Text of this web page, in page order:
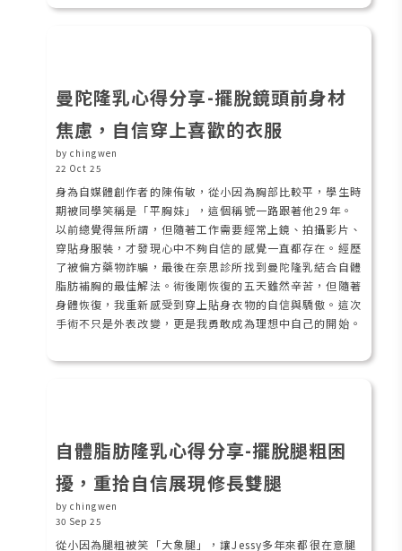
曼陀隆乳心得分享-擺脫鏡頭前身材
焦慮，自信穿上喜歡的衣服
by chingwen
22 Oct 25
身為自媒體創作者的陳侑敏，從小因為胸部比較平，學生時
期被同學笑稱是「平胸妹」，這個稱號一路跟著他29年。
以前總覺得無所謂，但隨著工作需要經常上鏡、拍攝影片、
穿貼身服裝，才發現心中不夠自信的感覺一直都存在。經歷
了被偏方藥物詐騙，最後在奈思診所找到曼陀隆乳結合自體
脂肪補胸的最佳解法。術後剛恢復的五天雖然辛苦，但隨著
身體恢復，我重新感受到穿上貼身衣物的自信與驕傲。這次
手術不只是外表改變，更是我勇敢成為理想中自己的開始。
自體脂肪隆乳心得分享-擺脫腿粗困
擾，重拾自信展現修長雙腿
by chingwen
30 Sep 25
從小因為腿粗被笑「大象腿」，讓Jessy多年來都很在意腿